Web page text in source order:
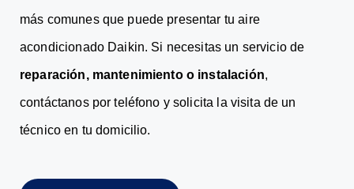
más comunes que puede presentar tu aire
acondicionado Daikin. Si necesitas un servicio de
reparación, mantenimiento o instalación,
contáctanos por teléfono y solicita la visita de un
técnico en tu domicilio.